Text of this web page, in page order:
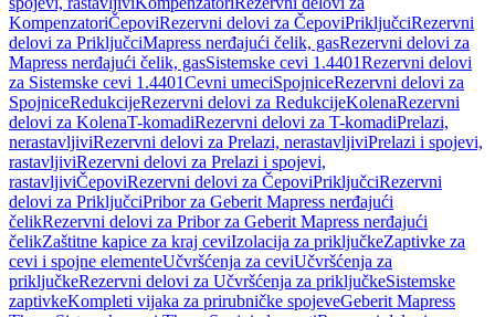
KompenzatoriČepoviRezervni delovi za ČepoviPriključciRezervni
delovi za PriključciMapress nerđajući čelik, gasRezervni delovi za
Mapress nerđajući čelik, gasSistemske cevi 1.4401Rezervni delovi
za Sistemske cevi 1.4401Cevni umeciSpojniceRezervni delovi za
SpojniceRedukcijeRezervni delovi za RedukcijeKolenaRezervni
delovi za KolenaT-komadiRezervni delovi za T-komadiPrelazi,
nerastavljiviRezervni delovi za Prelazi, nerastavljiviPrelazi i spojevi,
rastavljiviRezervni delovi za Prelazi i spojevi,
rastavljiviČepoviRezervni delovi za ČepoviPriključciRezervni
delovi za PriključciPribor za Geberit Mapress nerđajući
čelikRezervni delovi za Pribor za Geberit Mapress nerđajući
čelikZaštitne kapice za kraj ceviIzolacija za priključkeZaptivke za
cevi i spojne elementeUčvršćenja za ceviUčvršćenja za
priključkeRezervni delovi za Učvršćenja za priključkeSistemske
zaptivkeKompleti vijaka za prirubničke spojeveGeberit Mapress